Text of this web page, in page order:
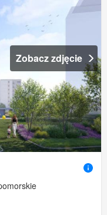
Zobacz zdjęcie